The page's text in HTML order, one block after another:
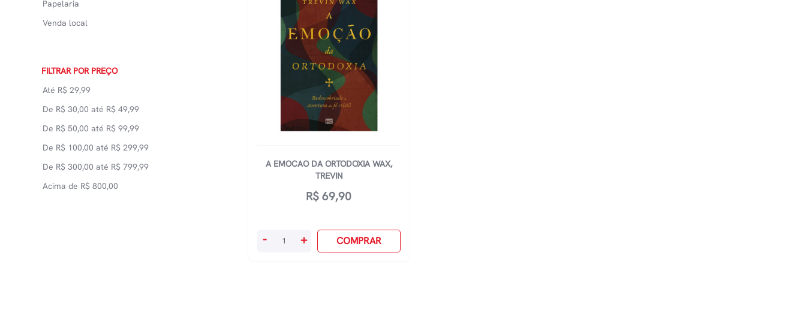
Papelaria
Venda local
FILTRAR POR PREÇO
Até R$ 29,99
De R$ 30,00 até R$ 49,99
De R$ 50,00 até R$ 99,99
De R$ 100,00 até R$ 299,99
De R$ 300,00 até R$ 799,99
Acima de R$ 800,00
A EMOCAO DA ORTODOXIA WAX,
TREVIN
R$ 69,90
- + COMPRAR